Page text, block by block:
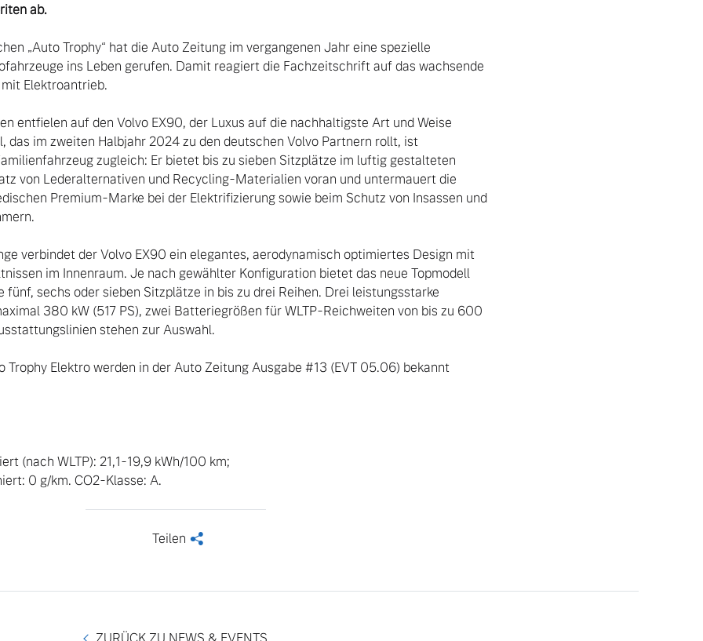
ab.
„Auto Trophy“ hat die Auto Zeitung im vergangenen Jahr eine spezielle
ins Leben gerufen. Damit reagiert die Fachzeitschrift auf das wachsende
Elektroantrieb.
das im zweiten Halbjahr 2024 zu den deutschen Volvo Partnern rollt, ist
zugleich: Er bietet bis zu sieben Sitzplätze im luftig gestalteten
von Lederalternativen und Recycling-Materialien voran und untermauert die
Premium-Marke bei der Elektrifizierung sowie beim Schutz von Insassen und
im Innenraum. Je nach gewählter Konfiguration bietet das neue Topmodell
fünf, sechs oder sieben Sitzplätze in bis zu drei Reihen. Drei leistungsstarke
380 kW (517 PS), zwei Batteriegrößen für WLTP-Reichweiten von bis zu 600
stehen zur Auswahl.
(nach WLTP): 21,1-19,9 kWh/100 km;
0 g/km. CO2-Klasse: A.
Teilen <